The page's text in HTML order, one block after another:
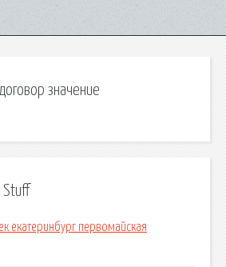
значение
Stuff
екатеринбург первомайская